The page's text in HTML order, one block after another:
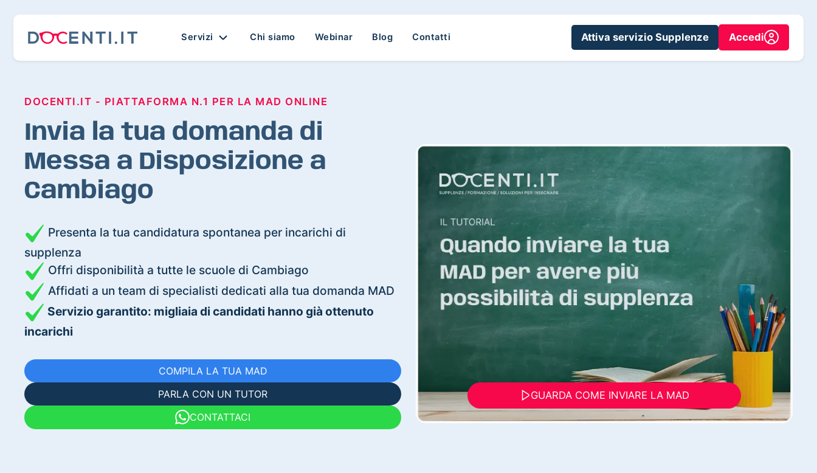
Servizi Chi siamo Webinar Blog Contatti Attiva servizio Supplenze Accedi
DOCENTI.IT - PIATTAFORMA N.1 PER LA MAD ONLINE
Invia la tua domanda di
Messa a Disposizione a
Cambiago
Presenta la tua candidatura spontanea per incarichi di
supplenza
Offri disponibilità a tutte le scuole di Cambiago
Affidati a un team di specialisti dedicati alla tua domanda MAD
Servizio garantito: migliaia di candidati hanno già ottenuto
incarichi
COMPILA LA TUA MAD
PARLA CON UN TUTOR
CONTATTACI
GUARDA COME INVIARE LA MAD